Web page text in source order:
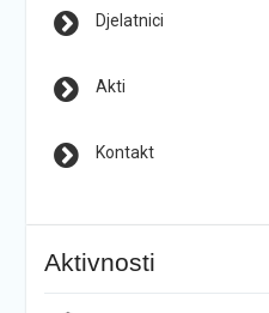
Djelatnici
Akti
Kontakt
Aktivnosti